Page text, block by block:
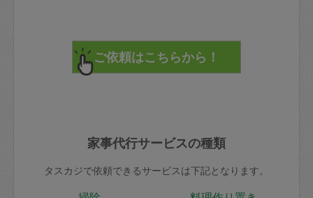
家事代行サービスの種類
タスカジで依頼できるサービスは下記となります。